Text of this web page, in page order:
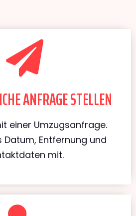
ANFRAGE STELLEN
einer Umzugsanfrage.
Datum, Entfernung und
mit.